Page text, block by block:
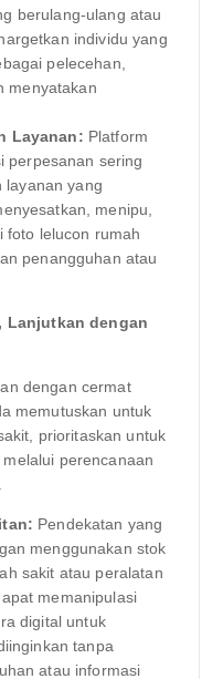
berulang-ulang atau
individu yang
pelecehan,
menyatakan
Layanan: Platform
perpesanan sering
layanan yang
menipu,
foto lelucon rumah
penangguhan atau
Lanjutkan dengan
dengan cermat
memutuskan untuk
prioritaskan untuk
perencanaan
Pendekatan yang
menggunakan stok
sakit atau peralatan
memanipulasi
digital untuk
tanpa
atau informasi